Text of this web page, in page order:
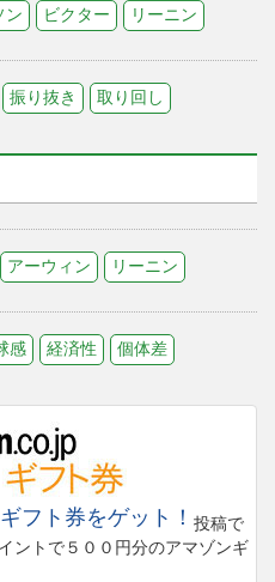
ン ビクター リーニン
振り抜き 取り回し
アーウィン リーニン
感 経済性 個体差
フト券をゲット！ 投稿で
ントで５００円分のアマゾンギ